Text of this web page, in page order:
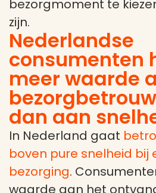
bezorgmoment te
zijn.
Nederlandse
consumenten
meer waarde
dan aan
In Nederland gaat
boven pure snelheid
bezorging.
waarde aan het